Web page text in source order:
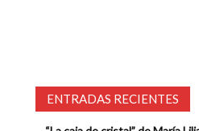
ENTRADAS RECIENTES